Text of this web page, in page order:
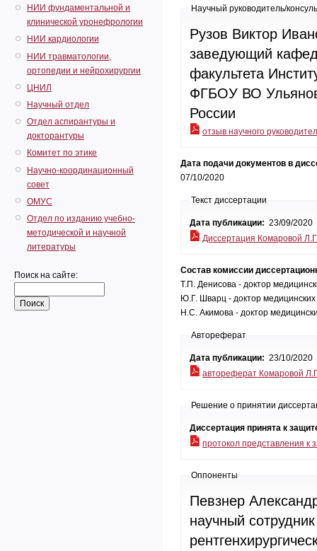
НИИ фундаментальной и
клинической уронефрологии
НИИ кардиологии
НИИ травматологии,
ортопедии и нейрохирургии
ЦНИЛ
Научный отдел
Отдел аспирантуры и
докторантуры
Комитет по этике
Научно-координационный
совет
ОМУС
Отдел по изданию учебно-
методической и научной
литературы
Поиск на сайте:
Научный руководитель/
Рузов Виктор
заведующий
факультета
ФГБОУ ВО
России
отзыв научного
Дата подачи документов в
07/10/2020
Текст диссертации
Дата публикации: 23/09/2020
Диссертация Комаровой
Состав комиссии
Т.П. Денисова - доктор
Ю.Г. Шварц - доктор
Н.С. Акимова - доктор
Автореферат
Дата публикации: 23/10/2020
автореферат Комаровой
Решение о принятии
Диссертация принята к
протокол представления к
Оппоненты
Певзнер
научный